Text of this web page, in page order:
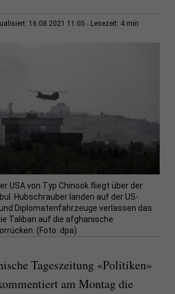
16.08.2021 11:05 Lesezeit: 4 min
USA von Typ Chinook fliegt über der
Hubschrauber landen auf der US-
Diplomatenfahrzeuge verlassen das
Taliban auf die afghanische
(Foto: dpa)
Tageszeitung «Politiken»
am Montag die